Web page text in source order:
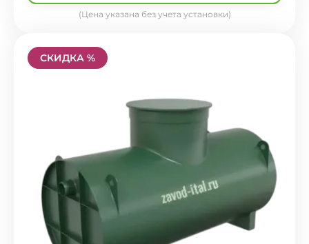
(Цена указана без учета установки)
СКИДКА %